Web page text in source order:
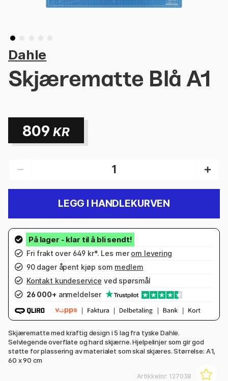
Dahle
Skjærematte Blå A1
809 KR
LEGG I HANDLEKURVEN
Fri frakt over 649 kr*. Les mer om levering
90 dager åpent kjøp som medlem
Kontakt kundeservice ved spørsmål
26 000+ anmeldelser
Skjærematte med kraftig design i 5 lag fra tyske Dahle.
Selvlegende overflate og hard skjærne. Hjelpelinjer som gir god
støtte for plassering av materialet som skal skjæres. Størrelse: A1,
60 x 90 cm
Artikkelnr: 127038